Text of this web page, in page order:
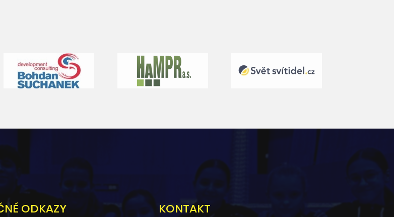
ODKAZY KONTAKT